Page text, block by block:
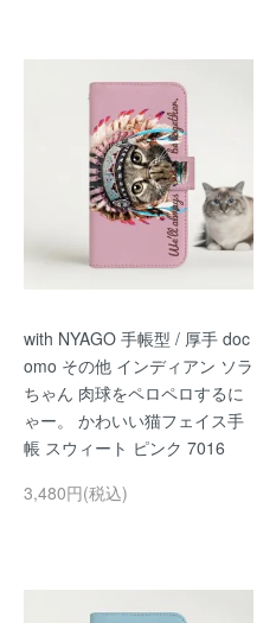
with NYAGO 手帳型 / 厚手 doc
omo その他 インディアン ソラ
ちゃん 肉球をペロペロするに
ゃー。 かわいい猫フェイス手
帳 スウィート ピンク 7016
3,480円(税込)